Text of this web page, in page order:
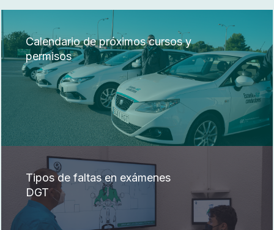
Calendario de próximos cursos y
permisos
Tipos de faltas en exámenes
DGT